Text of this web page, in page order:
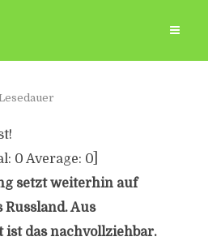
0 Average: 0]
setzt weiterhin auf
Aus
ist das nachvollziehbar.